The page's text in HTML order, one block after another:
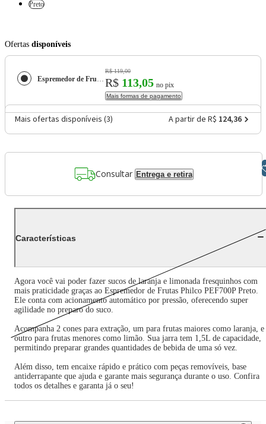
Preto
Ofertas disponíveis
Espremedor de Frutas Philco Citrus Turbo PEF700P com 2 Cones 1,5L e 70 W - Preto
R$ 119,00
R$ 113,05 no pix
Mais formas de pagamento
Mais ofertas disponíveis (3) A partir de R$ 124,36
Consultar Entrega e retira
Características
Agora você vai poder fazer sucos de laranja e limonada fresquinhos com
mais praticidade graças ao Espremedor de Frutas Philco PEF700P Preto.
Ele conta com acionamento automático por pressão, oferecendo super
agilidade no preparo do suco.
Acompanha 2 cones para extração, um para frutas maiores como laranja, e
outro para frutas menores como limão. Sua jarra tem 1,5L de capacidade,
permitindo preparar grandes quantidades de bebida de uma só vez.
Além disso, tem encaixe rápido e prático com peças removíveis, base
antiderrapante que ajuda e garante mais segurança durante o uso. Confira
todos os detalhes e garanta já o seu!